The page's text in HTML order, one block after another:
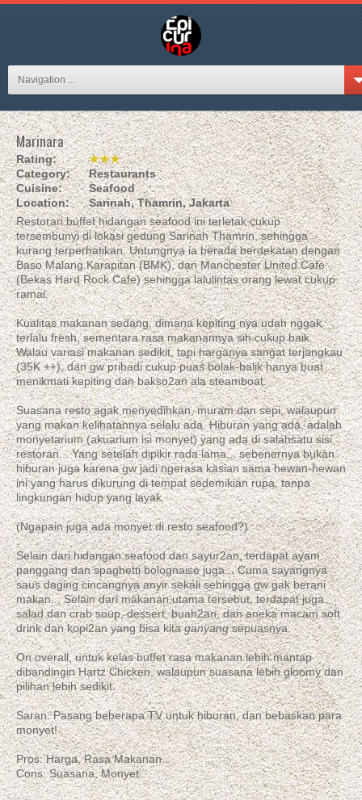
Navigation ...
Marinara
Rating:
★★★
Category:
Restaurants
Cuisine:
Seafood
Location:
Sarinah, Thamrin, Jakarta
Restoran buffet hidangan seafood ini terletak cukup
tersembunyi di lokasi gedung Sarinah Thamrin, sehingga
kurang terperhatikan. Untungnya ia berada berdekatan dengan
Baso Malang Karapitan (BMK), dan Manchester United Cafe
(Bekas Hard Rock Cafe) sehingga lalulintas orang lewat cukup
ramai.
Kualitas makanan sedang, dimana kepiting nya udah nggak
terlalu fresh, sementara rasa makanannya sih cukup baik.
Walau variasi makanan sedikit, tapi harganya sangat terjangkau
(35K ++), dan gw pribadi cukup puas bolak-balik hanya buat
menikmati kepiting dan bakso2an ala steamboat.
Suasana resto agak menyedihkan, muram dan sepi, walaupun
yang makan kelihatannya selalu ada. Hiburan yang ada, adalah
monyetarium (akuarium isi monyet) yang ada di salahsatu sisi
restoran... Yang setelah dipikir rada lama... sebenernya bukan
hiburan juga karena gw jadi ngerasa kasian sama hewan-hewan
ini yang harus dikurung di tempat sedemikian rupa, tanpa
lingkungan hidup yang layak.
(Ngapain juga ada monyet di resto seafood?)
Selain dari hidangan seafood dan sayur2an, terdapat ayam
panggang dan spaghetti bolognaise juga... Cuma sayangnya
saus daging cincangnya anyir sekali sehingga gw gak berani
makan... Selain dari makanan utama tersebut, terdapat juga
salad dan crab soup, dessert, buah2an, dan aneka macam soft
drink dan kopi2an yang bisa kitaganyangsepuasnya.
On overall, untuk kelas buffet rasa makanan lebih mantap
dibandingin Hartz Chicken, walaupun suasana lebih gloomy dan
pilihan lebih sedikit.
Saran: Pasang beberapa TV untuk hiburan, dan bebaskan para
monyet!
Pros: Harga, Rasa Makanan.
Cons: Suasana, Monyet.